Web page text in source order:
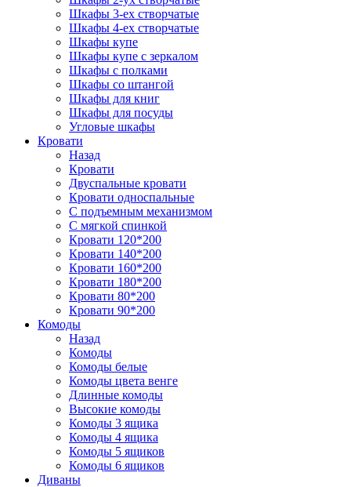
Шкафы 3-ех створчатые
Шкафы 4-ех створчатые
Шкафы купе
Шкафы купе с зеркалом
Шкафы с полками
Шкафы со штангой
Шкафы для книг
Шкафы для посуды
Угловые шкафы
Кровати
Назад
Кровати
Двуспальные кровати
Кровати односпальные
С подъемным механизмом
С мягкой спинкой
Кровати 120*200
Кровати 140*200
Кровати 160*200
Кровати 180*200
Кровати 80*200
Кровати 90*200
Комоды
Назад
Комоды
Комоды белые
Комоды цвета венге
Длинные комоды
Высокие комоды
Комоды 3 ящика
Комоды 4 ящика
Комоды 5 ящиков
Комоды 6 ящиков
Диваны